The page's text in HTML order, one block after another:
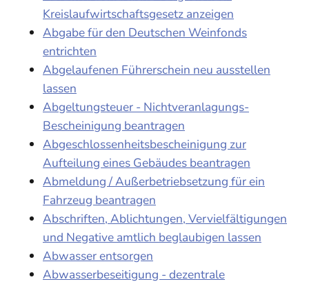
Kreislaufwirtschaftsgesetz anzeigen
Abgabe für den Deutschen Weinfonds
entrichten
Abgelaufenen Führerschein neu ausstellen
lassen
Abgeltungsteuer - Nichtveranlagungs-
Bescheinigung beantragen
Abgeschlossenheitsbescheinigung zur
Aufteilung eines Gebäudes beantragen
Abmeldung / Außerbetriebsetzung für ein
Fahrzeug beantragen
Abschriften, Ablichtungen, Vervielfältigungen
und Negative amtlich beglaubigen lassen
Abwasser entsorgen
Abwasserbeseitigung - dezentrale